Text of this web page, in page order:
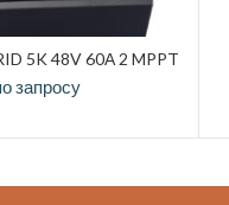
5K 48V 60А 2 MPPT
запросу